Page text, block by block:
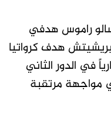
راموس هدفي
بيريشيتش هدف كرواتيا
في الدور الثاني
في مواجهة مرتقبة